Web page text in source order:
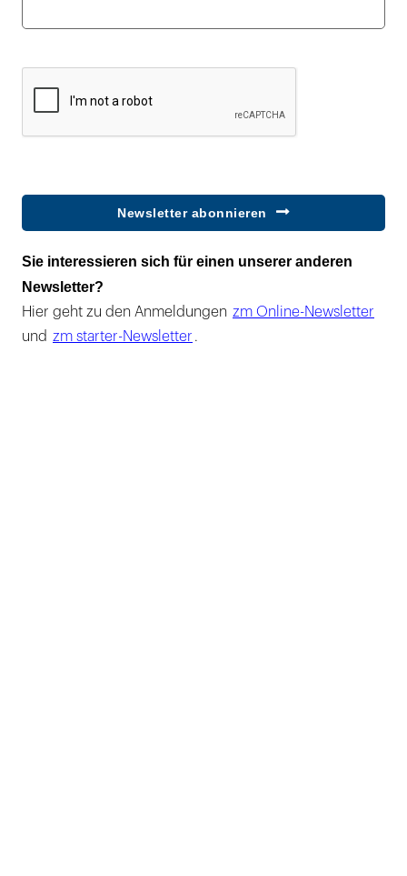
Newsletter abonnieren
Sie interessieren sich für einen unserer anderen
Newsletter?
Hier geht zu den Anmeldungen zm Online-Newsletter
und zm starter-Newsletter .